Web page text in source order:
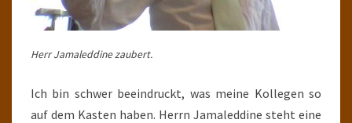
Herr Jamaleddine zaubert.
Ich bin schwer beeindruckt, was meine Kollegen so
auf dem Kasten haben. Herrn Jamaleddine steht eine